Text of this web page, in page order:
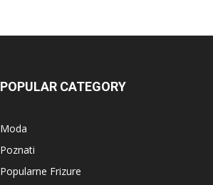
POPULAR CATEGORY
Moda
Poznati
Popularne Frizure